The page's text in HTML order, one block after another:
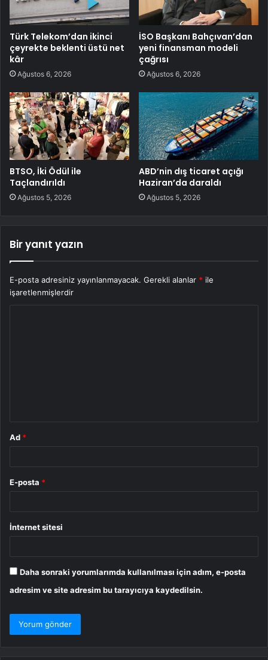
Türk Telekom’dan ikinci
çeyrekte beklenti üstü net
kâr
Ağustos 6, 2026
İSO Başkanı Bahçıvan’dan
yeni finansman modeli
çağrısı
Ağustos 6, 2026
BTSO, İki Ödül ile
Taçlandırıldı
Ağustos 5, 2026
ABD’nin dış ticaret açığı
Haziran’da daraldı
Ağustos 5, 2026
Bir yanıt yazın
E-posta adresiniz yayınlanmayacak. Gerekli alanlar * ile
işaretlenmişlerdir
Ad *
E-posta *
İnternet sitesi
Daha sonraki yorumlarımda kullanılması için adım, e-posta
adresim ve site adresim bu tarayıcıya kaydedilsin.